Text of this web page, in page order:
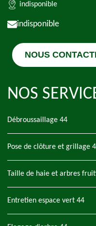
indisponible
indisponible
NOUS
NOS
Débroussaillage 44
Pose de clôture et grillage
Taille de haie et arbres
Entretien espace vert 44